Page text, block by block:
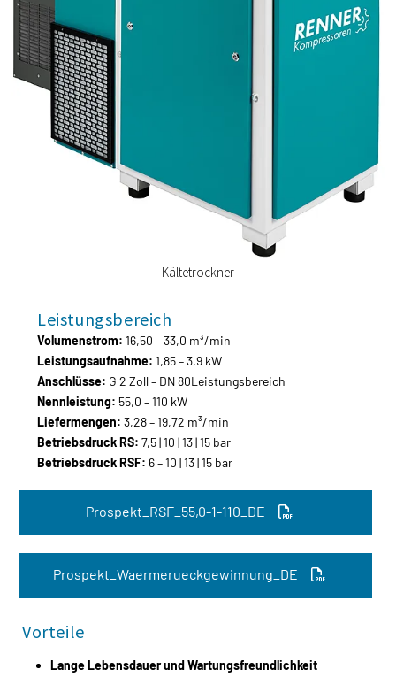
Kältetrockner
Leistungsbereich
Volumenstrom: 16,50 – 33,0 m³/min
Leistungsaufnahme: 1,85 – 3,9 kW
Anschlüsse: G 2 Zoll – DN 80Leistungsbereich
Nennleistung: 55,0 – 110 kW
Liefermengen: 3,28 – 19,72 m³/min
Betriebsdruck RS: 7,5 | 10 | 13 | 15 bar
Betriebsdruck RSF: 6 – 10 | 13 | 15 bar
Prospekt_RSF_55,0-1-110_DE
Prospekt_Waermerueckgewinnung_DE
Vorteile
Lange Lebensdauer und Wartungsfreundlichkeit